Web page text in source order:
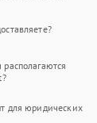
для юридических